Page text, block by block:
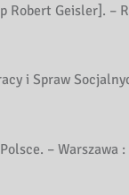
Robert Geisler]. –
i Spraw
– Warszawa :